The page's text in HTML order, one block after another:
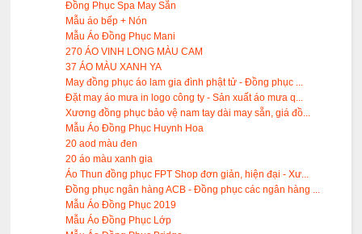
Đồng Phục Spa May Sẵn
Mẫu áo bếp + Nón
Mẫu Áo Đồng Phục Mani
270 ÁO VINH LONG MÀU CAM
37 ÁO MÀU XANH YA
May đồng phục áo lam gia đình phật tử - Đồng phục ...
Đặt may áo mưa in logo công ty - Sản xuất áo mưa q...
Xương đồng phục bảo vệ nam tay dài may sẵn, giá đồ...
Mẫu Áo Đồng Phục Huynh Hoa
20 aod màu đen
20 áo màu xanh gia
Áo Thun đồng phục FPT Shop đơn giản, hiện đại - Xư...
Đồng phục ngân hàng ACB - Đồng phục các ngân hàng ...
Mẫu Áo Đồng Phục 2019
Mẫu Áo Đồng Phục Lớp